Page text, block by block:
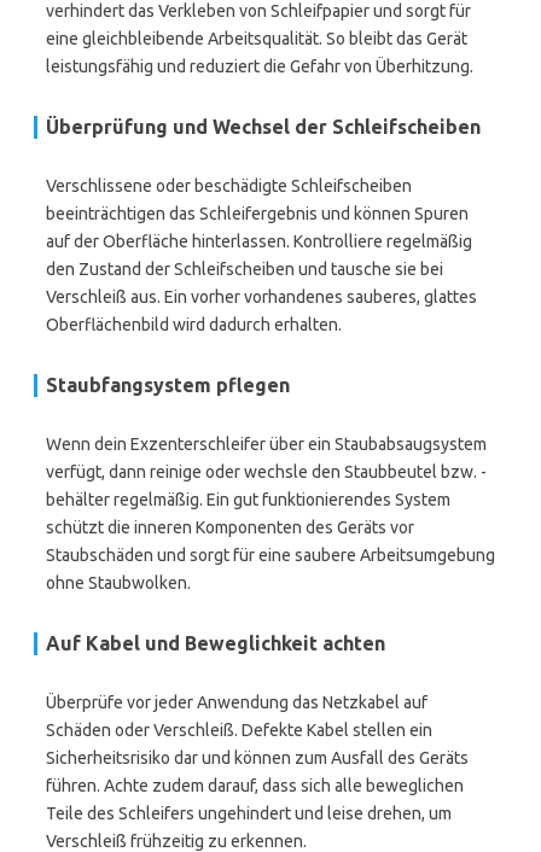
verhindert das Verkleben von Schleifpapier und sorgt für
eine gleichbleibende Arbeitsqualität. So bleibt das Gerät
leistungsfähig und reduziert die Gefahr von Überhitzung.
Überprüfung und Wechsel der Schleifscheiben
Verschlissene oder beschädigte Schleifscheiben
beeinträchtigen das Schleifergebnis und können Spuren
auf der Oberfläche hinterlassen. Kontrolliere regelmäßig
den Zustand der Schleifscheiben und tausche sie bei
Verschleiß aus. Ein vorher vorhandenes sauberes, glattes
Oberflächenbild wird dadurch erhalten.
Staubfangsystem pflegen
Wenn dein Exzenterschleifer über ein Staubabsaugsystem
verfügt, dann reinige oder wechsle den Staubbeutel bzw. -
behälter regelmäßig. Ein gut funktionierendes System
schützt die inneren Komponenten des Geräts vor
Staubschäden und sorgt für eine saubere Arbeitsumgebung
ohne Staubwolken.
Auf Kabel und Beweglichkeit achten
Überprüfe vor jeder Anwendung das Netzkabel auf
Schäden oder Verschleiß. Defekte Kabel stellen ein
Sicherheitsrisiko dar und können zum Ausfall des Geräts
führen. Achte zudem darauf, dass sich alle beweglichen
Teile des Schleifers ungehindert und leise drehen, um
Verschleiß frühzeitig zu erkennen.